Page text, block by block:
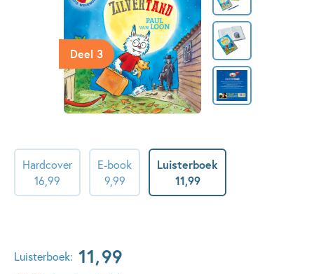
Deel 3
Hardcover
16,99
E-book
9,99
Luisterboek
11,99
Luisterboek: 11,99